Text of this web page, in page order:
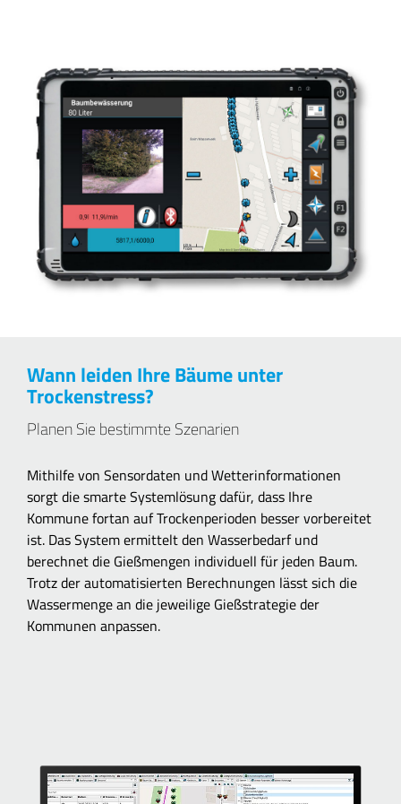
Wann leiden Ihre Bäume unter
Trockenstress?
Planen Sie bestimmte Szenarien
Mithilfe von Sensordaten und Wetterinformationen
sorgt die smarte Systemlösung dafür, dass Ihre
Kommune fortan auf Trockenperioden besser vorbereitet
ist. Das System ermittelt den Wasserbedarf und
berechnet die Gießmengen individuell für jeden Baum.
Trotz der automatisierten Berechnungen lässt sich die
Wassermenge an die jeweilige Gießstrategie der
Kommunen anpassen.